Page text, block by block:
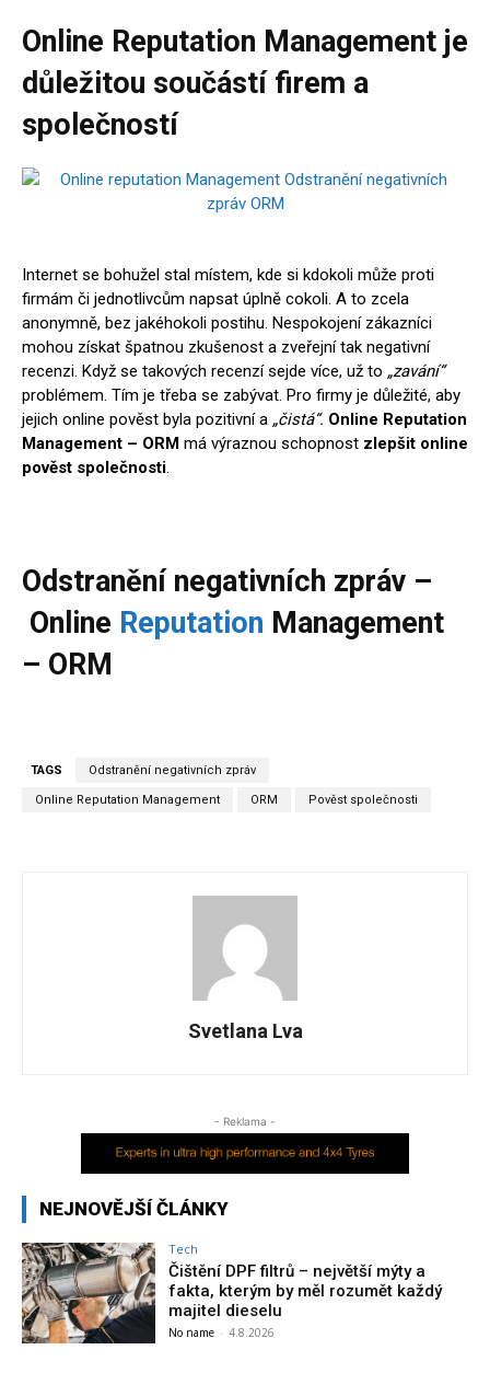
Online Reputation Management je
důležitou součástí firem a
společností
Internet se bohužel stal místem, kde si kdokoli může proti
firmám či jednotlivcům napsat úplně cokoli. A to zcela
anonymně, bez jakéhokoli postihu. Nespokojení zákazníci
mohou získat špatnou zkušenost a zveřejní tak negativní
recenzi. Když se takových recenzí sejde více, už to „zavání“
problémem. Tím je třeba se zabývat. Pro firmy je důležité, aby
jejich online pověst byla pozitivní a „čistá“. Online Reputation
Management – ORM má výraznou schopnost zlepšit online
pověst společnosti.
Odstranění negativních zpráv –
Online Reputation Management
– ORM
TAGS Odstranění negativních zpráv
Online Reputation Management ORM Pověst společnosti
Svetlana Lva
- Reklama -
NEJNOVĚJŠÍ ČLÁNKY
Tech
Čištění DPF filtrů – největší mýty a
fakta, kterým by měl rozumět každý
majitel dieselu
No name - 4.8.2026